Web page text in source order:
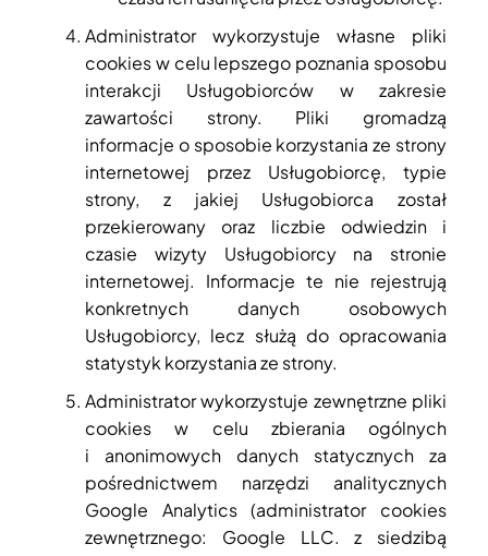
Administrator wykorzystuje własne pliki
cookies w celu lepszego poznania sposobu
interakcji Usługobiorców w zakresie
zawartości strony. Pliki gromadzą
informacje o sposobie korzystania ze strony
internetowej przez Usługobiorcę, typie
strony, z jakiej Usługobiorca został
przekierowany oraz liczbie odwiedzin i
czasie wizyty Usługobiorcy na stronie
internetowej. Informacje te nie rejestrują
konkretnych danych osobowych
Usługobiorcy, lecz służą do opracowania
statystyk korzystania ze strony.
Administrator wykorzystuje zewnętrzne pliki
cookies w celu zbierania ogólnych
i anonimowych danych statycznych za
pośrednictwem narzędzi analitycznych
Google Analytics (administrator cookies
zewnętrznego: Google LLC. z siedzibą